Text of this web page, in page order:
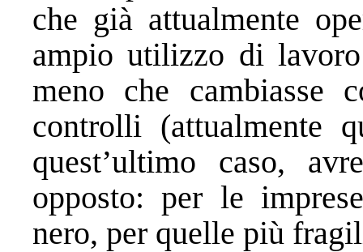
che già attualmente
ampio utilizzo di
meno che cambiasse
controlli (attualmente
quest’ultimo caso,
opposto: per le
nero, per quelle più